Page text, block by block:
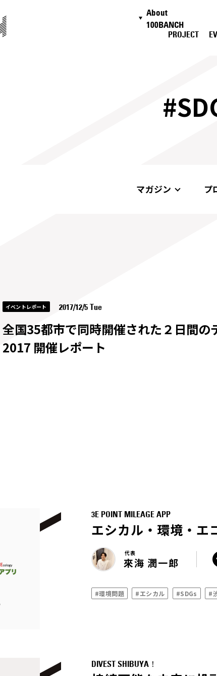
About
100BANCH
PROJECT
マガジン プ
イベントレポート 2017/12/5 Tue
全国35都市で同時開催された２日間
2017 開催レポート
3E POINT MILEAGE APP
エシカル・環境・エ
代表
來海 潤一郎
#環境問題 #エシカル #SDGs #
DIVEST SHIBUYA！